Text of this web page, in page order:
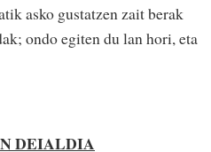
asko gustatzen zait berak
ondo egiten du lan hori, eta
DEIALDIA